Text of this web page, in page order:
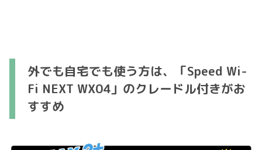
外でも自宅でも使う方は、「Speed Wi-
Fi NEXT WX04」のクレードル付きがお
すすめ